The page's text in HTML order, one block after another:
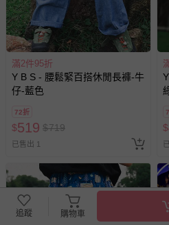
墊、寢具類等）。
-新生兒親膚衣物（嬰幼兒
褲、紗布衣等）。
-接觸性孕哺產品（奶嘴、
帶束縛衣、餐搖椅等）。
-其他原廠盒裝商品封口處
示字句等說明貼紙、封條
國際航空、客運、訂房等
其他常見問題：
運送服務：目前提供的運送僅
滿2件95折
Y B S - 腰鬆緊百搭休閒長褲-牛
仔-藍色
72折
$519 $719
已售出 1
$
追蹤 購物車